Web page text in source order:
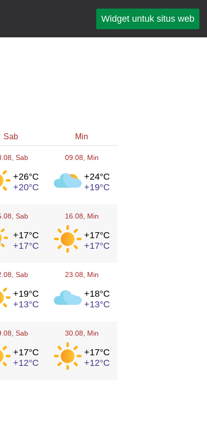
Widget untuk situs web
Sab Min
, Sab
+26°C
+20°C
09.08 , Min
+24°C
+19°C
, Sab
+17°C
+17°C
16.08 , Min
+17°C
+17°C
, Sab
+19°C
+13°C
23.08 , Min
+18°C
+13°C
, Sab
+17°C
+12°C
30.08 , Min
+17°C
+12°C